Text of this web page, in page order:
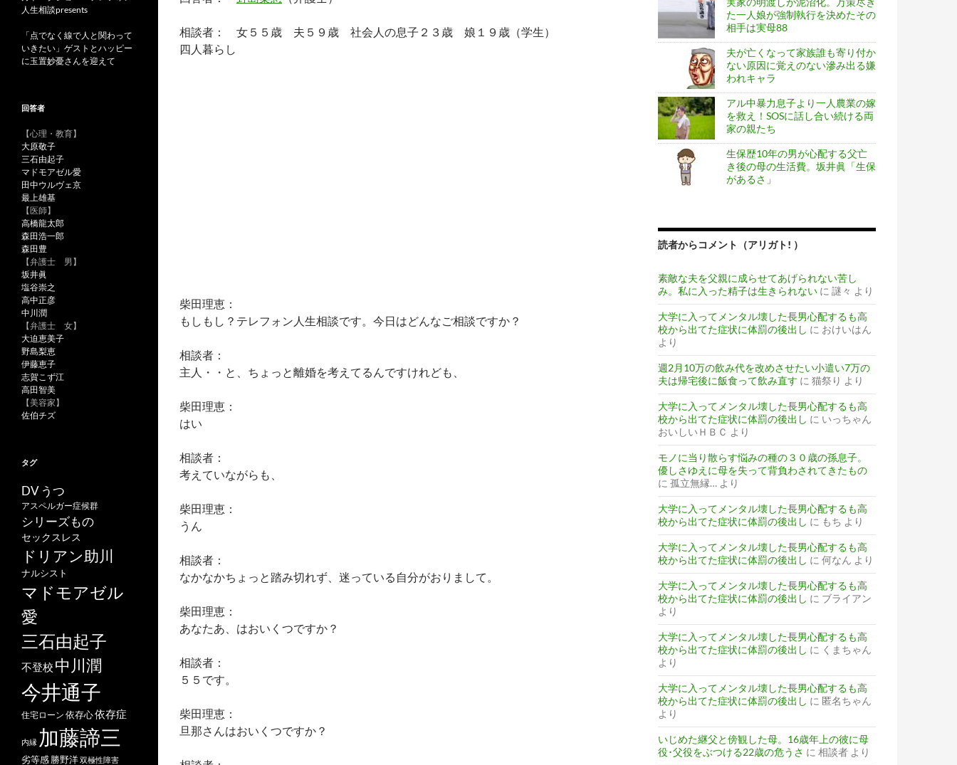
相談者： 女５５歳 夫５９歳 社会人の息子２３歳 娘１９歳（学生）
四人暮らし
柴田理恵：
もしもし？テレフォン人生相談です。今日はどんなご相談ですか？
相談者：
主人・・と、ちょっと離婚を考えてるんですけれども、
柴田理恵：
はい
相談者：
考えていながらも、
柴田理恵：
うん
相談者：
なかなかちょっと踏み切れず、迷っている自分がおりまして。
柴田理恵：
あなたあ、はおいくつですか？
相談者：
５５です。
柴田理恵：
旦那さんはおいくつですか？
た一人娘が強制執行を決めたその
相手は実母88
夫が亡くなって家族誰も寄り付か
ない原因に覚えのない滲み出る嫌
われキャラ
アル中暴力息子より一人農業の嫁
を救え！SOSに話し合い続ける両
家の親たち
生保歴10年の男が心配する父亡
き後の母の生活費。坂井眞「生保
があるさ」
読者からコメント（アリガト! ）
素敵な夫を父親に成らせてあげられない苦し
み。私に入った精子は生きられない に 謎々 より
大学に入ってメンタル壊した長男心配するも高
校から出てた症状に体罰の後出し に おけいはん
より
週2月10万の飲み代を改めさせたい小遣い7万の
夫は帰宅後に飯食って飲み直す に 猫祭り より
大学に入ってメンタル壊した長男心配するも高
校から出てた症状に体罰の後出し に いっちゃん
おいしいＨＢＣ より
モノに当り散らす悩みの種の３０歳の孫息子。
優しさゆえに母を失って背負わされてきたもの
に 孤立無縁… より
大学に入ってメンタル壊した長男心配するも高
校から出てた症状に体罰の後出し に もち より
大学に入ってメンタル壊した長男心配するも高
校から出てた症状に体罰の後出し に 何なん より
大学に入ってメンタル壊した長男心配するも高
校から出てた症状に体罰の後出し に ブライアン
より
大学に入ってメンタル壊した長男心配するも高
校から出てた症状に体罰の後出し に くまちゃん
より
大学に入ってメンタル壊した長男心配するも高
校から出てた症状に体罰の後出し に 匿名ちゃん
より
いじめた継父と傍観した母。16歳年上の彼に母
役･父役をぶつける22歳の危うさ に 相談者 より
人生相談presents
「点でなく線で人と関わって
いきたい」ゲストとハッピー
に玉置妙憂さんを迎えて
回答者
【心理・教育】
大原敬子
三石由起子
マドモアゼル愛
田中ウルヴェ京
最上雄基
【医師】
高橋龍太郎
森田浩一郎
森田豊
【弁護士 男】
坂井眞
塩谷崇之
高中正彦
中川潤
【弁護士 女】
大迫恵美子
野島梨恵
伊藤恵子
志賀こず江
高田智美
【美容家】
佐伯チズ
タグ
DV うつ
アスペルガー症候群
シリーズもの
セックスレス
ドリアン助川
ナルシスト
マドモアゼル
愛
三石由起子
不登校 中川潤
今井通子
住宅ローン 依存心依存症
内縁 加藤諦三
劣等感勝野洋双極性障害